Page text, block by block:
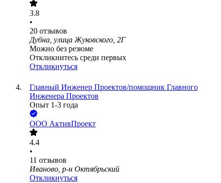
3.8
•
20 отзывов
Дубна, улица Жуковского, 2Г
Можно без резюме
Откликнитесь среди первых
Откликнуться
Главный Инженер Проектов/помощник Главного
Инженера Проектов
Опыт 1-3 года
ООО АктивПроект
4.4
•
11 отзывов
Иваново, р-н Октябрьский
Откликнуться